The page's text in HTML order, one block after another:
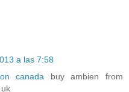
a las 7:58
canada buy ambien from